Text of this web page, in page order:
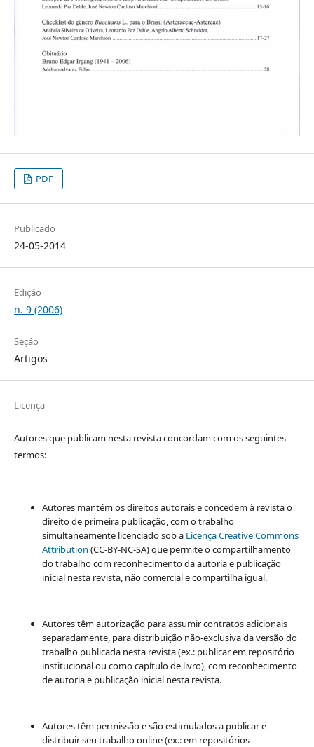
PDF
Publicado
24-05-2014
Edição
n. 9 (2006)
Seção
Artigos
Licença
Autores que publicam nesta revista concordam com os seguintes
termos:
Autores mantém os direitos autorais e concedem à revista o
direito de primeira publicação, com o trabalho
simultaneamente licenciado sob a Licença Creative Commons
Attribution (CC-BY-NC-SA) que permite o compartilhamento
do trabalho com reconhecimento da autoria e publicação
inicial nesta revista, não comercial e compartilha igual.
Autores têm autorização para assumir contratos adicionais
separadamente, para distribuição não-exclusiva da versão do
trabalho publicada nesta revista (ex.: publicar em repositório
institucional ou como capítulo de livro), com reconhecimento
de autoria e publicação inicial nesta revista.
Autores têm permissão e são estimulados a publicar e
distribuir seu trabalho online (ex.: em repositórios